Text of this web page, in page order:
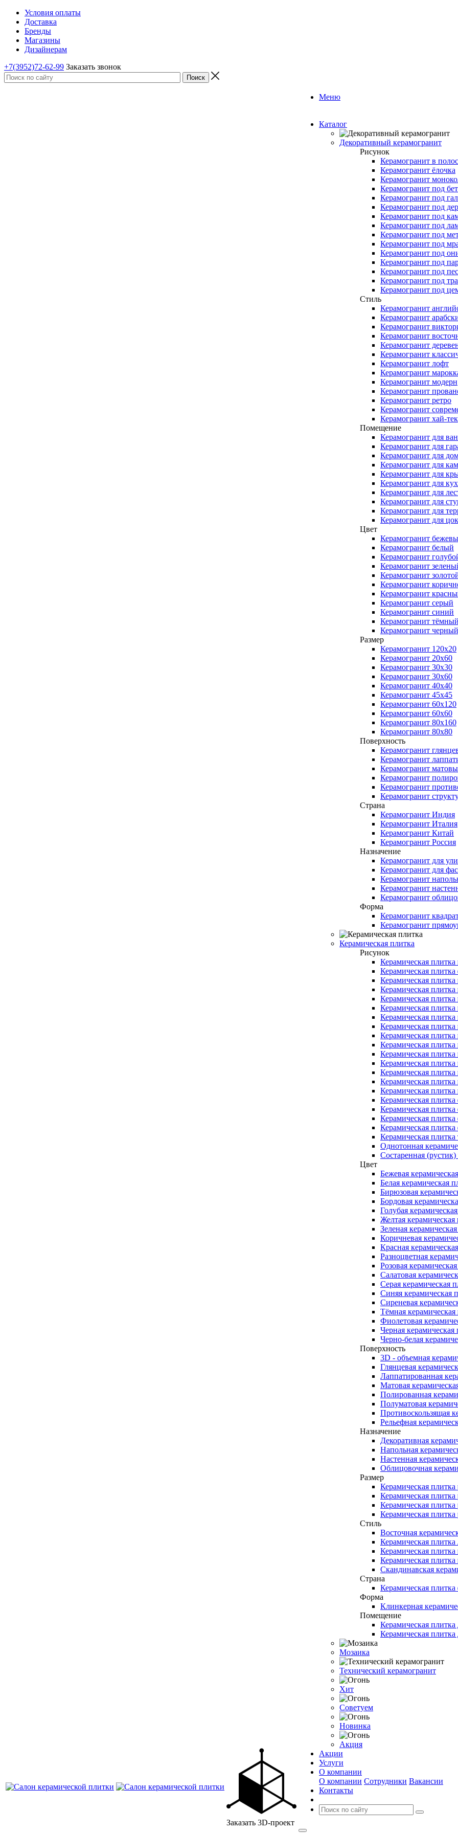
Условия оплаты
Доставка
Бренды
Магазины
Дизайнерам
+7(3952)72-62-99 Заказать звонок
Заказать 3D-проект
Меню
Каталог
Декоративный керамогранит
Рисунок
Керамогранит в
Керамогранит ёлочка
Керамогранит
Керамогранит под
Керамогранит под
Керамогранит под
Керамогранит под
Керамогранит под
Керамогранит под
Керамогранит под
Керамогранит под
Керамогранит под
Керамогранит под
Керамогранит под
Керамогранит под
Стиль
Керамогранит
Керамогранит
Керамогранит
Керамогранит
Керамогранит
Керамогранит
Керамогранит лофт
Керамогранит
Керамогранит модерн
Керамогранит
Керамогранит ретро
Керамогранит
Керамогранит хай-тек
Помещение
Керамогранит для
Керамогранит для
Керамогранит для
Керамогранит для
Керамогранит для
Керамогранит для
Керамогранит для
Керамогранит для
Керамогранит для
Керамогранит для
Цвет
Керамогранит
Керамогранит белый
Керамогранит
Керамогранит
Керамогранит
Керамогранит
Керамогранит
Керамогранит серый
Керамогранит синий
Керамогранит тёмный
Керамогранит черный
Размер
Керамогранит 120x20
Керамогранит 20x60
Керамогранит 30x30
Керамогранит 30x60
Керамогранит 40x40
Керамогранит 45x45
Керамогранит 60x120
Керамогранит 60x60
Керамогранит 80x160
Керамогранит 80x80
Поверхность
Керамогранит
Керамогранит
Керамогранит
Керамогранит
Керамогранит
Керамогранит
Страна
Керамогранит Индия
Керамогранит Италия
Керамогранит Китай
Керамогранит Россия
Назначение
Керамогранит для
Керамогранит для
Керамогранит
Керамогранит
Керамогранит
Форма
Керамогранит
Керамогранит
Керамическая плитка
Рисунок
Керамическая плитка
Керамическая плитка
Керамическая
Керамическая плитка
Керамическая плитка
Керамическая плитка
Керамическая
Керамическая
Керамическая
Керамическая
Керамическая
Керамическая
Керамическая плитка
Керамическая плитка
Керамическая
Керамическая плитка
Керамическая
Керамическая плитка
Керамическая плитка
Керамическая плитка
Однотонная
Состаренная
Цвет
Бежевая
Белая керамическая
Бирюзовая
Бордовая
Голубая
Желтая керамическая
Зеленая
Коричневая
Красная
Разноцветная
Розовая
Салатовая
Серая керамическая
Синяя керамическая
Сиреневая
Тёмная керамическая
Фиолетовая
Черная керамическая
Черно-белая
Поверхность
3D - объемная
Глянцевая
Лаппатированная
Матовая
Полированная
Полуматовая
Противоскользящая
Рельефная
Назначение
Декоративная
Напольная
Настенная
Облицовочная
Размер
Керамическая
Керамическая
Керамическая
Керамическая
Стиль
Восточная
Керамическая плитка
Керамическая плитка
Керамическая плитка
Скандинавская
Страна
Керамическая плитка
Форма
Клинкерная
Помещение
Керамическая плитка
Керамическая плитка
Мозаика
Технический керамогранит
Хит
Советуем
Новинка
Акция
Акции
Услуги
О компании
О компании Сотрудники Вакансии
Контакты